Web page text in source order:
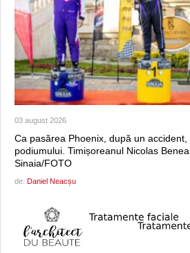
03 august 2026
Ca pasărea Phoenix, după un
podiumului. Timișoreanul Nicolas
Sinaia/FOTO
de: Daniel Neacșu